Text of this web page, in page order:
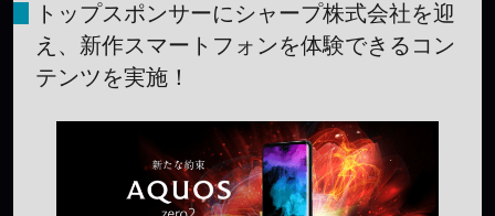
トップスポンサーにシャープ株式会社を迎
え、新作スマートフォンを体験できるコン
テンツを実施！